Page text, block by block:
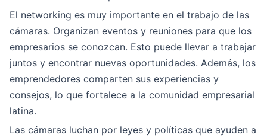
El networking es muy importante en el trabajo de las
cámaras. Organizan eventos y reuniones para que los
empresarios se conozcan. Esto puede llevar a trabajar
juntos y encontrar nuevas oportunidades. Además, los
emprendedores comparten sus experiencias y
consejos, lo que fortalece a la comunidad empresarial
latina.
Las cámaras luchan por leyes y políticas que ayuden a